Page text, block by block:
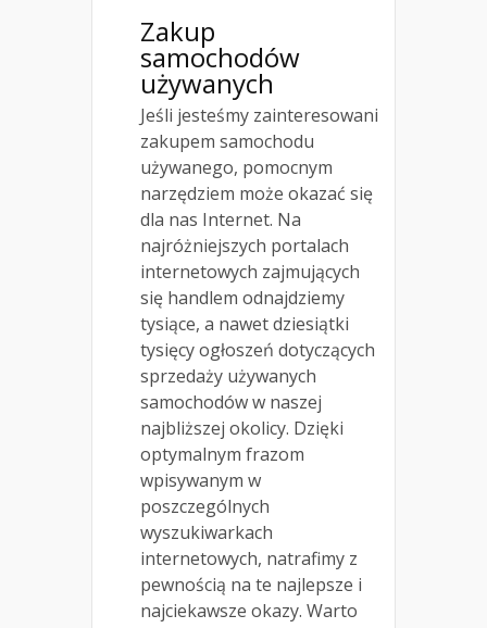
Zakup
samochodów
używanych
Jeśli jesteśmy zainteresowani
zakupem samochodu
używanego, pomocnym
narzędziem może okazać się
dla nas Internet. Na
najróżniejszych portalach
internetowych zajmujących
się handlem odnajdziemy
tysiące, a nawet dziesiątki
tysięcy ogłoszeń dotyczących
sprzedaży używanych
samochodów w naszej
najbliższej okolicy. Dzięki
optymalnym frazom
wpisywanym w
poszczególnych
wyszukiwarkach
internetowych, natrafimy z
pewnością na te najlepsze i
najciekawsze okazy. Warto